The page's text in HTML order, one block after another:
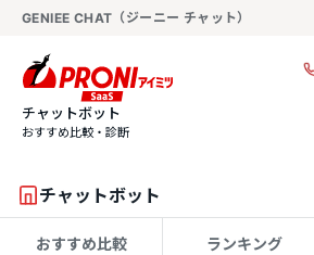
GENIEE CHAT（ジーニー チャット）
チャットボット
おすすめ比較・診断
チャットボット
おすすめ比較 ランキング